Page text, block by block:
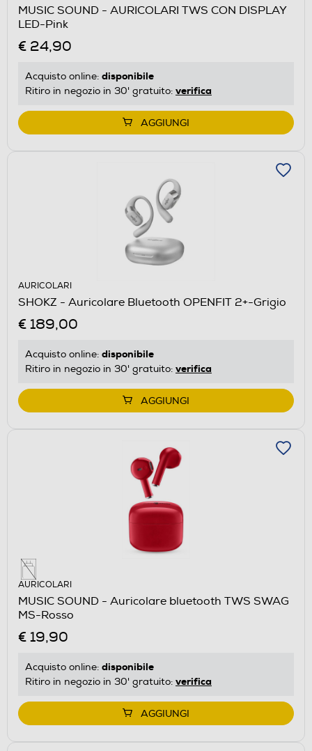
MUSIC SOUND - AURICOLARI TWS CON DISPLAY
LED-Pink
€ 24,90
Acquisto online: disponibile
Ritiro in negozio in 30' gratuito: verifica
AGGIUNGI
AURICOLARI
SHOKZ - Auricolare Bluetooth OPENFIT 2+-Grigio
€ 189,00
Acquisto online: disponibile
Ritiro in negozio in 30' gratuito: verifica
AGGIUNGI
AURICOLARI
MUSIC SOUND - Auricolare bluetooth TWS SWAG
MS-Rosso
€ 19,90
Acquisto online: disponibile
Ritiro in negozio in 30' gratuito: verifica
AGGIUNGI